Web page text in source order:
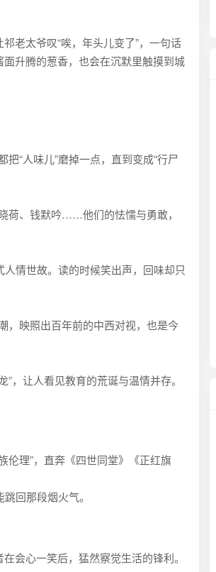
老太爷叹“唉，年头儿变了”，一句话
升腾的葱香，也会在沉默里触摸到城
“人味儿”磨掉一点，直到变成“行尸
荷、钱默吟……他们的怯懦与勇敢，
情世故。读的时候笑出声，回味却只
，映照出百年前的中西对视，也是今
，让人看见教育的荒诞与温情并存。
伦理”，直奔《四世同堂》《正红旗
回那段烟火气。
会心一笑后，猛然察觉生活的锋利。